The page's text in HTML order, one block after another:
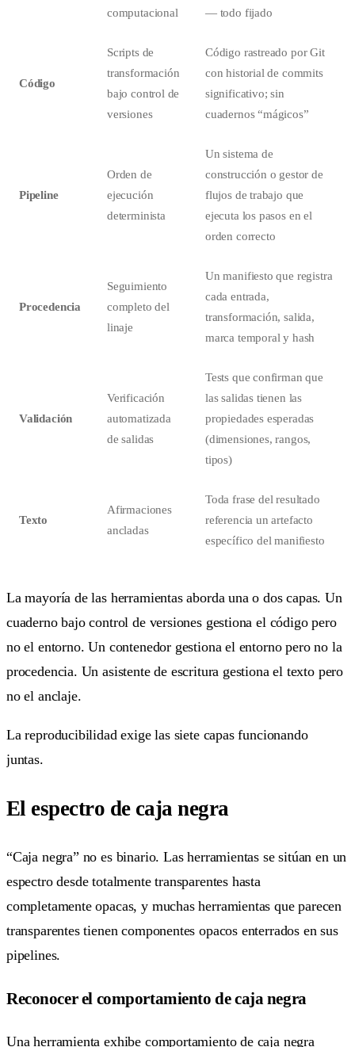
computacional
— todo fijado
Código
Scripts de
transformación
bajo control de
versiones
Código rastreado por Git
con historial de commits
significativo; sin
cuadernos “mágicos”
Pipeline
Orden de
ejecución
determinista
Un sistema de
construcción o gestor de
flujos de trabajo que
ejecuta los pasos en el
orden correcto
Procedencia
Seguimiento
completo del
linaje
Un manifiesto que registra
cada entrada,
transformación, salida,
marca temporal y hash
Validación
Verificación
automatizada
de salidas
Tests que confirman que
las salidas tienen las
propiedades esperadas
(dimensiones, rangos,
tipos)
Texto
Afirmaciones
ancladas
Toda frase del resultado
referencia un artefacto
específico del manifiesto
La mayoría de las herramientas aborda una o dos capas. Un
cuaderno bajo control de versiones gestiona el código pero
no el entorno. Un contenedor gestiona el entorno pero no la
procedencia. Un asistente de escritura gestiona el texto pero
no el anclaje.
La reproducibilidad exige las siete capas funcionando
juntas.
El espectro de caja negra
“Caja negra” no es binario. Las herramientas se sitúan en un
espectro desde totalmente transparentes hasta
completamente opacas, y muchas herramientas que parecen
transparentes tienen componentes opacos enterrados en sus
pipelines.
Reconocer el comportamiento de caja negra
Una herramienta exhibe comportamiento de caja negra